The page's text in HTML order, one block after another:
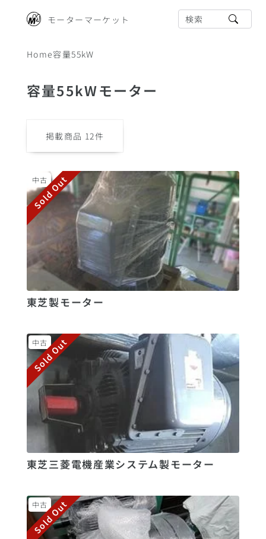
モーターマーケット 検索
Home容量55kW
容量55kWモーター
掲載商品 12件
東芝製モーター
中古
Sold Out
東芝三菱電機産業システム製モーター
中古
Sold Out
中古
Sold Out